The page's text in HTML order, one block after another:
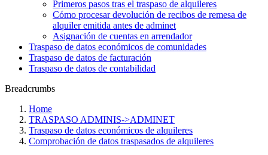
Primeros pasos tras el traspaso de alquileres
Cómo procesar devolución de recibos de remesa de
alquiler emitida antes de adminet
Asignación de cuentas en arrendador
Traspaso de datos económicos de comunidades
Traspaso de datos de facturación
Traspaso de datos de contabilidad
Breadcrumbs
Home
TRASPASO ADMINIS->ADMINET
Traspaso de datos económicos de alquileres
Comprobación de datos traspasados de alquileres